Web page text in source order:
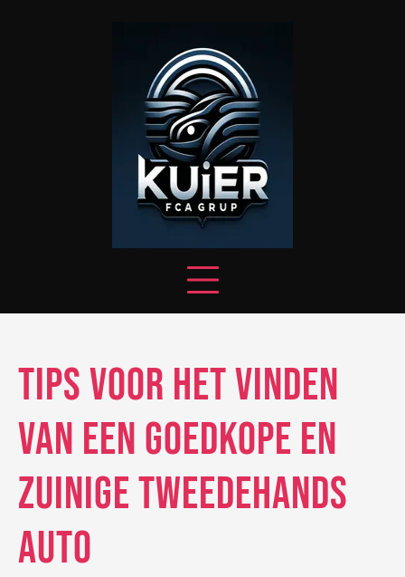
Tips voor het vinden
van een goedkope en
zuinige tweedehands
auto